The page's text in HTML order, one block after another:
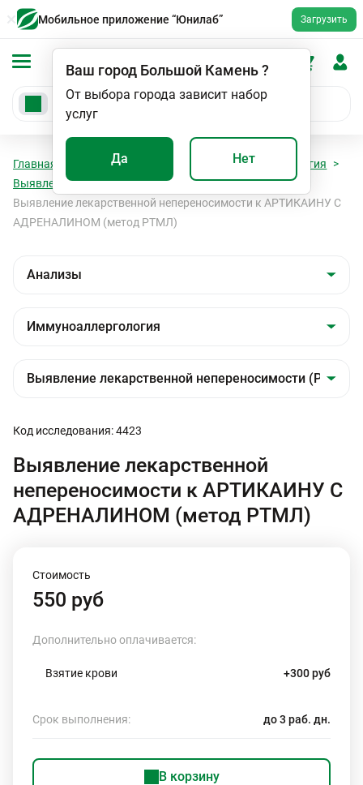
Мобильное приложение “Юнилаб” Загрузить
Ваш город Большой Камень?
От выбора города зависит набор
услуг
Да Нет
Главная Анализы
Иммуноаллергология
Выявление лекарственной непереносимости (РТМЛ)
Выявление лекарственной непереносимости к АРТИКАИНУ С
АДРЕНАЛИНОМ (метод РТМЛ)
Код исследования: 4423
Выявление лекарственной
непереносимости к АРТИКАИНУ С
АДРЕНАЛИНОМ (метод РТМЛ)
Стоимость
550 руб
Дополнительно оплачивается:
Взятие крови +300 руб
Срок выполнения: до 3 раб. дн.
В корзину